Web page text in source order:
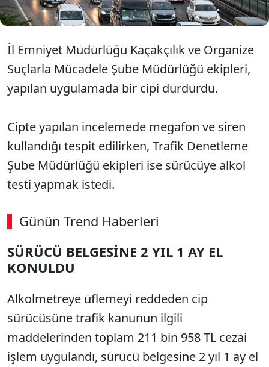
İl Emniyet Müdürlüğü Kaçakçılık ve Organize
Suçlarla Mücadele Şube Müdürlüğü ekipleri,
yapılan uygulamada bir cipi durdurdu.
Cipte yapılan incelemede megafon ve siren
kullandığı tespit edilirken, Trafik Denetleme
Şube Müdürlüğü ekipleri ise sürücüye alkol
testi yapmak istedi.
Günün Trend Haberleri
SÜRÜCÜ BELGESİNE 2 YIL 1 AY EL
KONULDU
Alkolmetreye üflemeyi reddeden cip
sürücüsüne trafik kanunun ilgili
maddelerinden toplam 211 bin 958 TL cezai
işlem uygulandı, sürücü belgesine 2 yıl 1 ay el